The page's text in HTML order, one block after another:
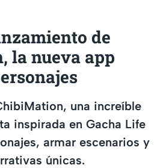
de
la nueva app
una increíble
inspirada en Gacha Life
armar escenarios y
únicas.